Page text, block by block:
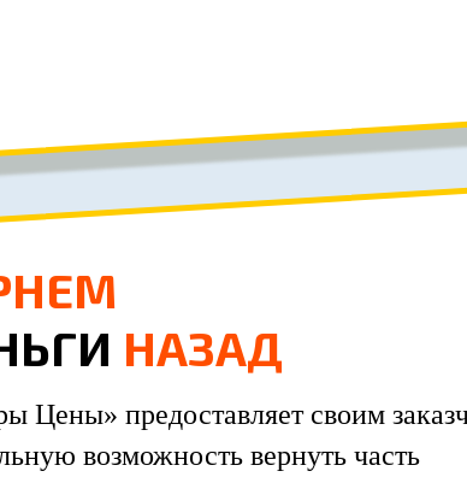
НАЗАД
Цены» предоставляет своим
возможность вернуть часть